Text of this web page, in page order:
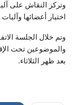
وتركز النقاش على
اختيار أعضائها
وتم خلال الجلسة
والموضوعين تحت
بعد ظهر الثلاثاء.